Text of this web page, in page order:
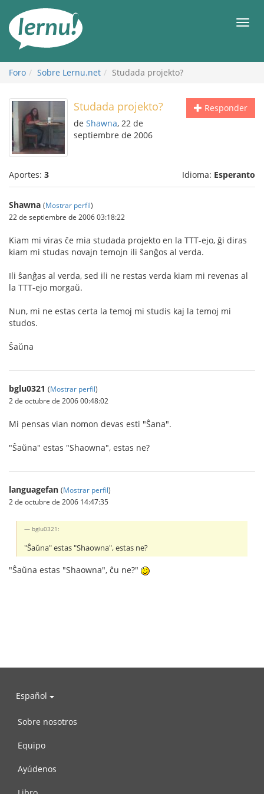
Foro Sobre Lernu.net Studada projekto?
Responder
Studada projekto?
de Shawna, 22 de
septiembre de 2006
Aportes: 3 Idioma: Esperanto
Shawna (Mostrar perfil)
22 de septiembre de 2006 03:18:22
Kiam mi viras ĉe mia studada projekto en la TTT-ejo, ĝi diras
kiam mi studas novajn temojn ili ŝanĝos al verda.
Ili ŝanĝas al verda, sed ili ne restas verda kiam mi revenas al
la TTT-ejo morgaŭ.
Nun, mi ne estas certa la temoj mi studis kaj la temoj mi
studos.
Ŝaŭna
bglu0321 (Mostrar perfil)
2 de octubre de 2006 00:48:02
Mi pensas vian nomon devas esti "Ŝana".
"Ŝaŭna" estas "Shaowna", estas ne?
languagefan (Mostrar perfil)
2 de octubre de 2006 14:47:35
bglu0321:
"Ŝaŭna" estas "Shaowna", estas ne?
"Ŝaŭna estas "Shaowna", ĉu ne?"
Español
Sobre nosotros
Equipo
Ayúdenos